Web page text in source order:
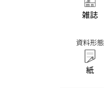
雑誌
資料形態
紙